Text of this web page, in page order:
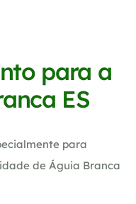
para a
ES
para
de Águia Branca